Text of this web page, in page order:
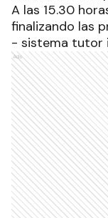
A las 15.30
finalizando las
- sistema tutor
Ads